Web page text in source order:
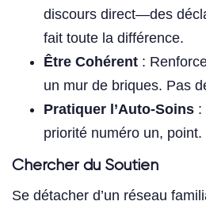
discours direct—des
fait toute la différence.
Être Cohérent :
un mur de briques. Pas
Pratiquer l’Auto-Soins :
priorité numéro un, point.
Chercher du Soutien
Se détacher d’un réseau